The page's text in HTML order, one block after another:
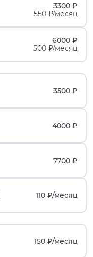
3300 ₽
550 ₽/месяц
6000 ₽
500 ₽/месяц
3500 ₽
4000 ₽
7700 ₽
110 ₽/месяц
150 ₽/месяц